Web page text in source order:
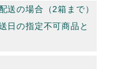
送の場合（2箱まで）
日の指定不可商品と